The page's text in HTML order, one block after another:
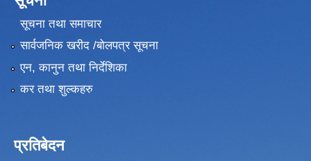
सूचना तथा समाचार
सार्वजनिक खरीद /बोलपत्र सूचना
एन, कानुन तथा निर्देशिका
कर तथा शुल्कहरु
प्रतिबेदन